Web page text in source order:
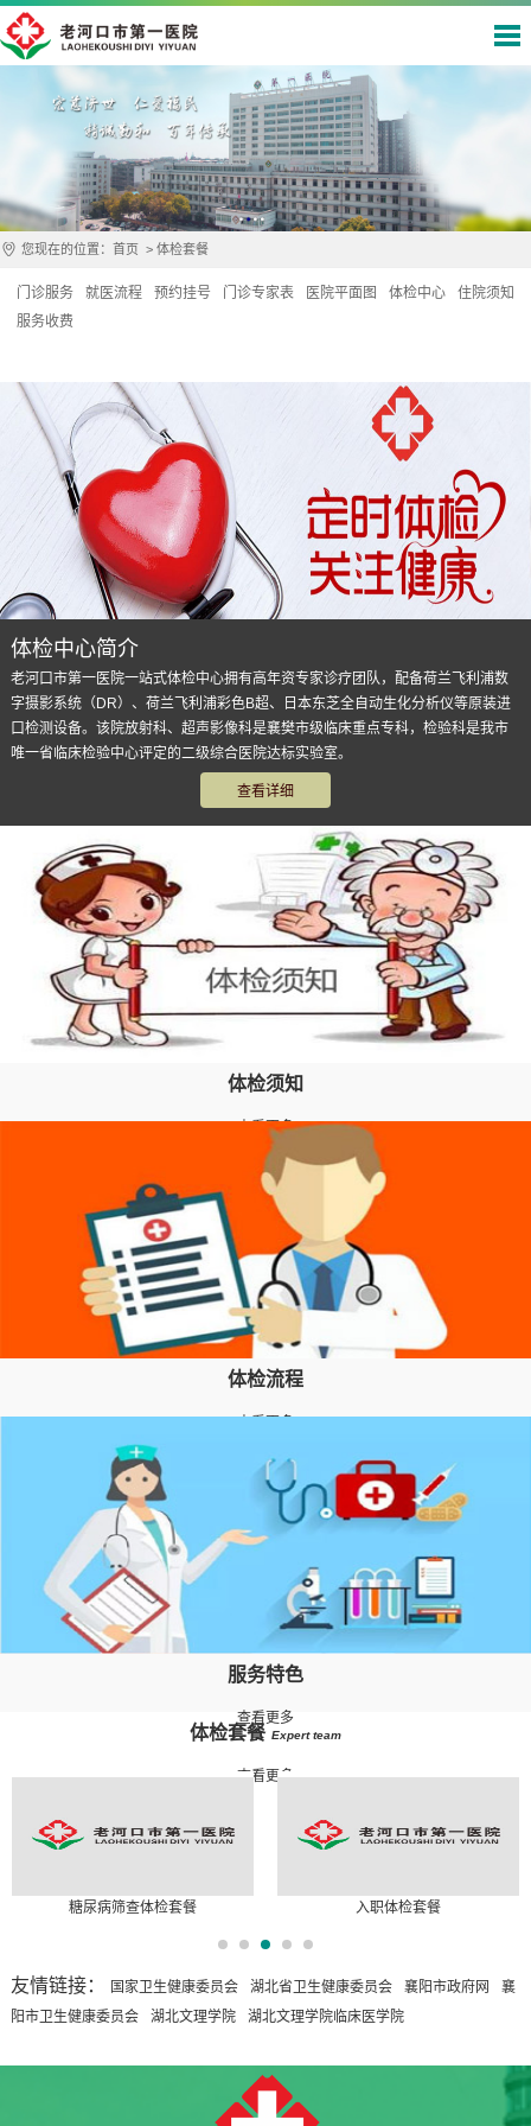
您现在的位置： 首页 > 体检套餐
门诊服务 就医流程 预约挂号 门诊专家表 医院平面图 体检中心
住院须知
服务收费
体检中心简介
老河口市第一医院一站式体检中心拥有高年资专家诊疗团队，配备荷兰飞利浦数
字摄影系统（DR）、荷兰飞利浦彩色B超、日本东芝全自动生化分析仪等原装进
口检测设备。该院放射科、超声影像科是襄樊市级临床重点专科，检验科是我市
唯一省临床检验中心评定的二级综合医院达标实验室。
查看详细
体检须知
查看更多
体检流程
查看更多
服务特色
查看更多
体检套餐 Expert team
查看更多
糖尿病筛查体检套餐 入职体检套餐
...
友情链接： 国家卫生健康委员会 湖北省卫生健康委员会 襄阳市政府网
襄
阳市卫生健康委员会
湖北文理学院 湖北文理学院临床医学院